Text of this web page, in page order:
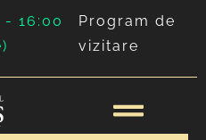
- 16:00
Program de
vizitare